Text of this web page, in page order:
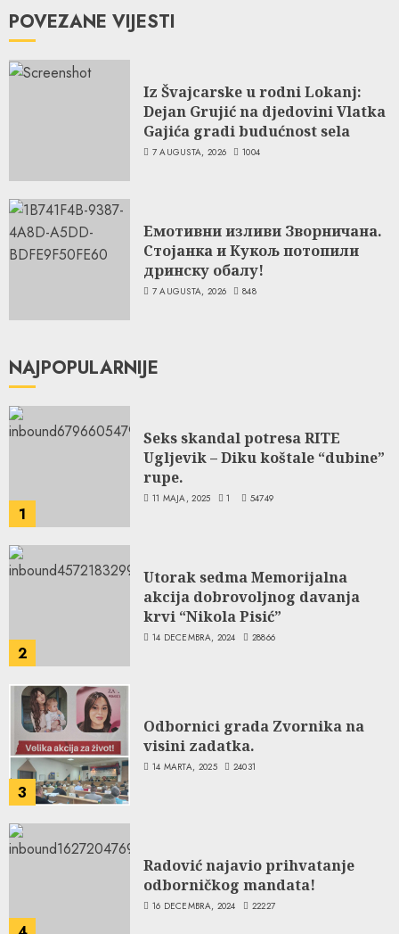
POVEZANE VIJESTI
Iz Švajcarske u rodni Lokanj:
Dejan Grujić na djedovini Vlatka
Gajića gradi budućnost sela
7 AUGUSTA, 2026 1004
Емотивни изливи Зворничана.
Стојанка и Кукољ потопили
дринску обалу!
7 AUGUSTA, 2026 848
NAJPOPULARNIJE
1
Seks skandal potresa RITE
Ugljevik – Diku koštale “dubine”
rupe.
11 MAJA, 2025 1 54749
2
Utorak sedma Memorijalna
akcija dobrovoljnog davanja
krvi “Nikola Pisić”
14 DECEMBRA, 2024 28866
3
Odbornici grada Zvornika na
visini zadatka.
14 MARTA, 2025 24031
Radović najavio prihvatanje
odborničkog mandata!
16 DECEMBRA, 2024 22227